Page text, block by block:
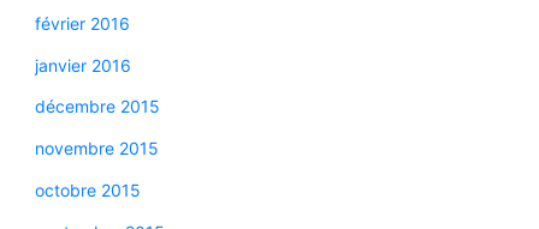
février 2016
janvier 2016
décembre 2015
novembre 2015
octobre 2015